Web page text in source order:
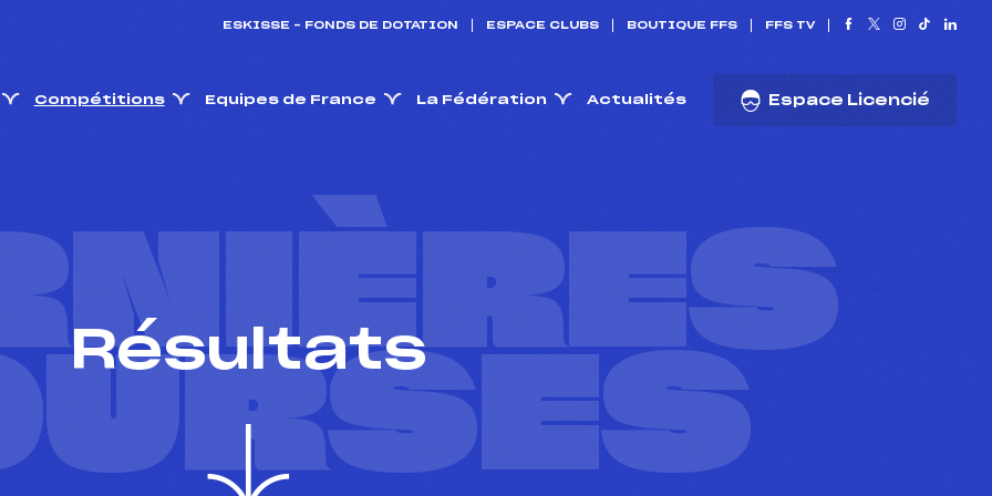
ESKISSE – FONDS DE DOTATION ESPACE CLUBS BOUTIQUE FFS FFS TV
Compétitions Equipes de France La Fédération Actualités Espace Licencié
Résultats